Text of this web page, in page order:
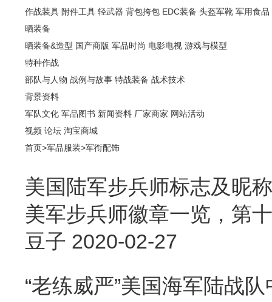
作战装具 附件工具 轻武器 背包挎包 EDC装备 头盔军靴 军用食品
晒装备
晒装备&造型 国产商版 军品时尚 电影电视 游戏与模型
特种作战
部队与人物 战例与故事 特战装备 战术技术
背景资料
军队文化 军品图书 新闻资料 厂家商家 网站活动
视频 论坛 淘宝商城
首页>军品服装>军衔配饰
美国陆军步兵师标志及昵
美军步兵师徽章一览，第
豆子 2020-02-27
“老练威严”美国海军陆战